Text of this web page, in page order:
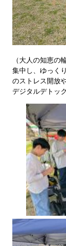
（大人の知恵の
集中し、ゆっく
のストレス開放
デジタルデトッ